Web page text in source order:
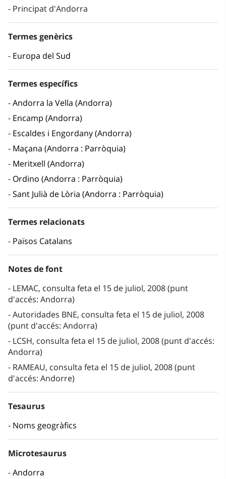
Principat d'Andorra
Termes genèrics
Europa del Sud
Termes específics
Andorra la Vella (Andorra)
Encamp (Andorra)
Escaldes i Engordany (Andorra)
Maçana (Andorra : Parròquia)
Meritxell (Andorra)
Ordino (Andorra : Parròquia)
Sant Julià de Lòria (Andorra : Parròquia)
Termes relacionats
Països Catalans
Notes de font
LEMAC, consulta feta el 15 de juliol, 2008 (punt
d'accés: Andorra)
Autoridades BNE, consulta feta el 15 de juliol, 2008
(punt d'accés: Andorra)
LCSH, consulta feta el 15 de juliol, 2008 (punt d'accés:
Andorra)
RAMEAU, consulta feta el 15 de juliol, 2008 (punt
d'accés: Andorre)
Tesaurus
Noms geogràfics
Microtesaurus
Andorra